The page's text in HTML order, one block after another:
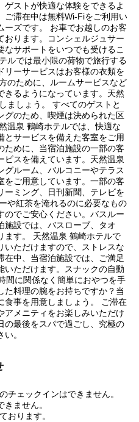
ストが快適な体験をできるよ
ご滞在中は無料Wi-Fiをご利用い
ーズです。 お車でお越しのお客
おります。コンシェルジュサー
サポートをいつでも受けるこ
ルでは最小限の荷物で旅行する
リーサービスはお客様の衣類を
のために、ルームサービスなど
きるようになっています。天然
ましょう。 すべてのゲストと
グのため、喫煙は決められた区
温泉 鶴崎ホテルでは、快適な
とサービスを備えた客室をご用
ために、当宿泊施設の一部の客
ビスを備えています。天然温泉
グルーム、バルコニーやテラス
をご用意しています。一部の客
ーミング、日刊新聞、テレビを
や紅茶を淹れるのに必要なもの
のでご安心ください。バスルー
施設では、バスローブ、タオ
ます。 天然温泉 鶴崎ホテルで
いただけますので、ストレスな
在中、当宿泊施設では、ご満足
いただけます。スナックの自動
間に関係なく簡単におやつを手
た料理の腕をお持ちですか？当
食事を用意しましょう。 ご滞在
アメニティをお楽しみいただけ
の最後をスパで過ごし、究極の
。
チェックインはできません。
きません。
おります。